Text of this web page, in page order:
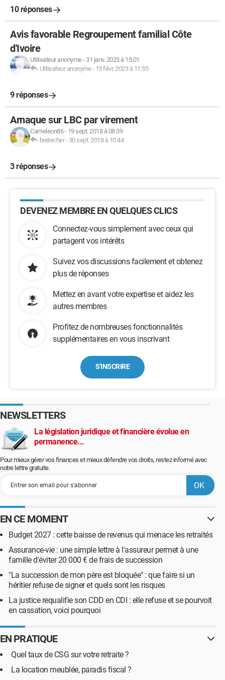
10 réponses
Avis favorable Regroupement familial Côte
d'Ivoire
Utilisateur anonyme- 31 janv. 2023 à 15:01
Utilisateur anonyme- 13 févr. 2023 à 11:35
9 réponses
Arnaque sur LBC par virement
Cameleon86- 19 sept. 2018 à 08:39
bretecher- 30 sept. 2018 à 10:44
3 réponses
DEVENEZ MEMBRE EN QUELQUES CLICS
Connectez-vous simplement avec ceux qui
partagent vos intérêts
Suivez vos discussions facilement et obtenez
plus de réponses
Mettez en avant votre expertise et aidez les
autres membres
Profitez de nombreuses fonctionnalités
supplémentaires en vous inscrivant
S'INSCRIRE
NEWSLETTERS
La législation juridique et financière évolue en
permanence...
Pour mieux gérer vos finances et mieux défendre vos droits, restez informé avec
notre lettre gratuite.
EN CE MOMENT
Budget 2027 : cette baisse de revenus qui menace les retraités
Assurance-vie : une simple lettre à l'assureur permet à une
famille d'éviter 20 000 € de frais de succession
"La succession de mon père est bloquée" : que faire si un
héritier refuse de signer et quels sont les risques
La justice requalifie son CDD en CDI : elle refuse et se pourvoit
en cassation, voici pourquoi
EN PRATIQUE
Quel taux de CSG sur votre retraite ?
La location meublée, paradis fiscal ?